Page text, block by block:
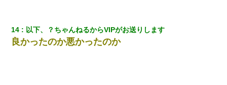
私「まとめ買いして冷凍ストックしてる」Ａ「ずるい！クレク
レ！」私「なんでよ」Ａ「ケーチ！バーカ！」→ 後日、Ａ旦那が
14 以下、？ちゃんねるからVIPがお送りします
良かったのか悪かったのか